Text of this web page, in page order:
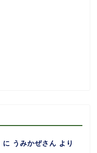
に うみかぜさん より